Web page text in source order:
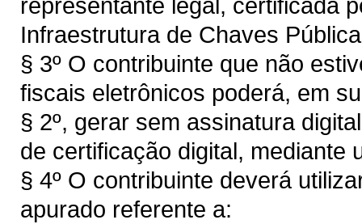
Infraestrutura de Chaves
§ 3º O contribuinte que não
fiscais eletrônicos poderá, em
§ 2º, gerar sem assinatura
de certificação digital, mediante
§ 4º O contribuinte deverá
apurado referente a: